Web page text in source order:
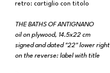
retro: cartiglio con titolo
THE BATHS OF ANTIGNANO
oil on plywood, 14.5x22 cm
signed and dated "22" lower right
on the reverse: label with title